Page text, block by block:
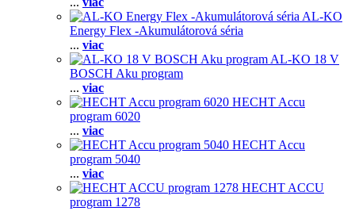
AL-KO
Energy Flex -Akumulátorová séria
... viac
AL-KO 18 V
BOSCH Aku program
... viac
HECHT Accu
program 6020
... viac
HECHT Accu
program 5040
... viac
HECHT ACCU
program 1278